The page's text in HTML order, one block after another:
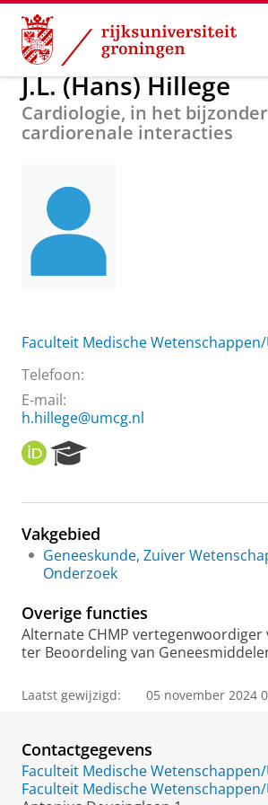
Skip
Content
Skip
Navigation
Over ons J.L. (Hans) Hillege
J.L. (Hans) Hillege
Cardiologie, in het
cardiorenale interacties
Faculteit Medische Wetenschappen/
Telefoon:
E-mail:
h.hillege@umcg.nl
O
R
I
e
r
c
h
o
r
t
Vakgebied
Geneeskunde, Zuiver
Onderzoek
Overige functies
Alternate CHMP vertegenwoordiger
ter Beoordeling van
Laatst gewijzigd: 05 november 2024
Contactgegevens
Faculteit Medische Wetenschappen/
Faculteit Medische Wetenschappen/